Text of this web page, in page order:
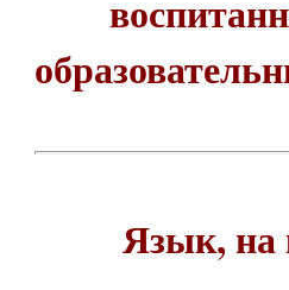
Язык, на